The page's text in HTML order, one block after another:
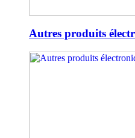
Autres produits